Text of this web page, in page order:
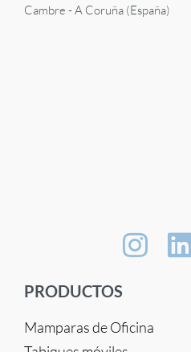
Cambre - A Coruña (España)
PRODUCTOS
Mamparas de Oficina